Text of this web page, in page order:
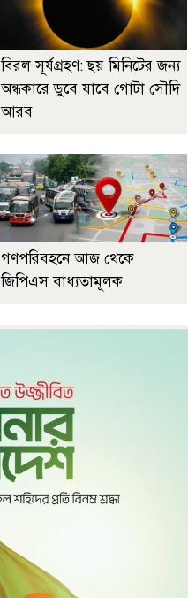
বিরল সূর্যগ্রহণ: ছয় মিনিটের জন্য
অন্ধকারে ডুবে যাবে গোটা সৌদি
আরব
গণপরিবহনে আজ থেকে
জিপিএস বাধ্যতামূলক